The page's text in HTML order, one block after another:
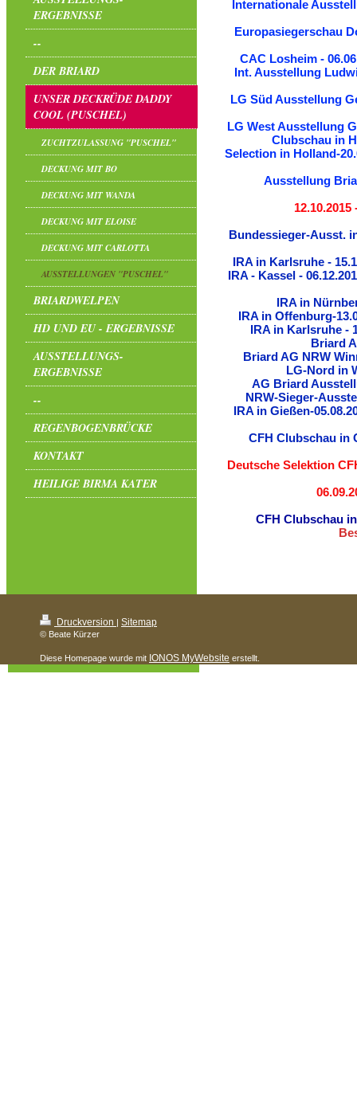
ERGEBNISSE
--
DER BRIARD
UNSER DECKRÜDE DADDY
COOL (PUSCHEL)
ZUCHTZULASSUNG "PUSCHEL"
DECKUNG MIT BO
DECKUNG MIT WANDA
DECKUNG MIT ELOISE
DECKUNG MIT CARLOTTA
AUSSTELLUNGEN "PUSCHEL"
BRIARDWELPEN
HD UND EU - ERGEBNISSE
AUSSTELLUNGS-
ERGEBNISSE
--
REGENBOGENBRÜCKE
KONTAKT
HEILIGE BIRMA KATER
Internationale
Europasiegerschau
CAC Losheim -
Int. Ausstellung
LG Süd Ausstellung
LG West Ausstellung
Clubschau in
Selection in Holland-
Ausstellung
Bundessieger-Ausst.
IRA in Karlsruhe -
IRA - Kassel -
IRA in
IRA in Offenburg-
IRA in Karlsruhe -
Briard
Briard AG NRW
LG-Nord in
AG Briard
NRW-Sieger-
IRA in Gießen-
CFH Clubschau in
Deutsche Selektion
CFH Clubschau
Druckversion | Sitemap
© Beate Kürzer
Diese Homepage wurde mit IONOS MyWebsite erstellt.